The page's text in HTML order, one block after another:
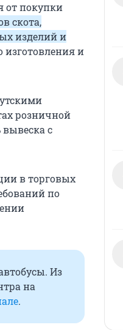
от покупки
скота,
изделий и
изготовления и
розничной
с
в торговых
по
Из
на
.